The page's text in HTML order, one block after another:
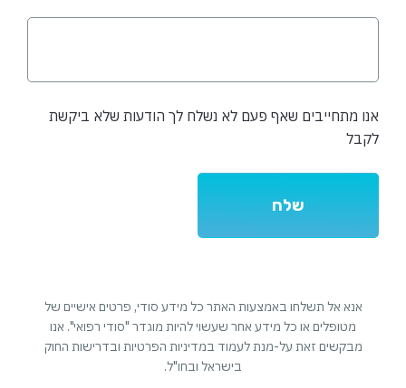
אנו מתחייבים שאף פעם לא נשלח לך הודעות שלא ביקשת
לקבל
אנא אל תשלחו באמצעות האתר כל מידע סודי, פרטים אישיים של
מטופלים או כל מידע אחר שעשוי להיות מוגדר "סודי רפואי". אנו
מבקשים זאת על-מנת לעמוד במדיניות הפרטיות ובדרישות החוק
בישראל ובחו"ל.